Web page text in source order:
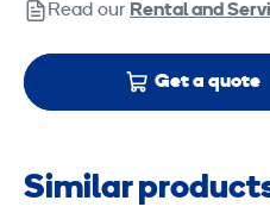
Read our Rental and
Get a quote
Similar